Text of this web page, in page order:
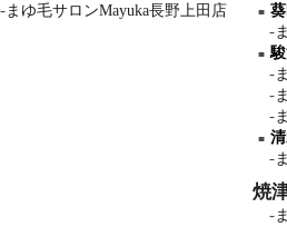
まゆ毛サロンMayuka長野上田店
焼